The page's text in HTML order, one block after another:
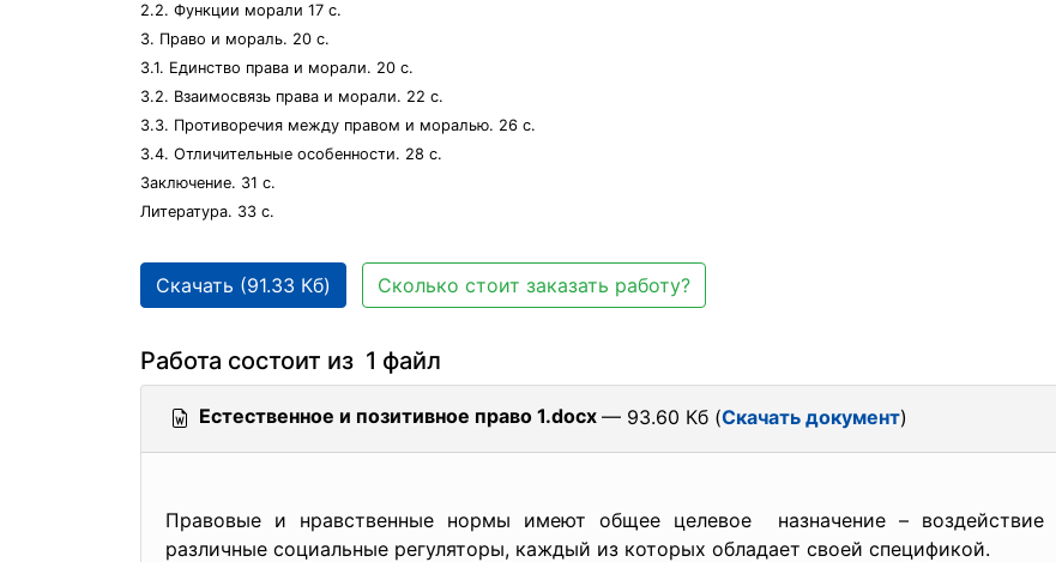
2.2. Функции морали 17 с.
3. Право и мораль. 20 с.
3.1. Единство права и морали. 20 с.
3.2. Взаимосвязь права и морали. 22 с.
3.3. Противоречия между правом и моралью. 26 с.
3.4. Отличительные особенности. 28 с.
Заключение. 31 с.
Литература. 33 с.
Скачать (91.33 Кб) Сколько стоит заказать работу?
Работа состоит из 1 файл
Естественное и позитивное право 1.docx — 93.60 Кб (Скачать документ)
Правовые и нравственные нормы имеют общее целевое назначение –
различные социальные регуляторы, каждый из которых обладает своей спецификой.